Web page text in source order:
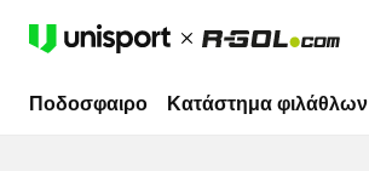
Ποδοσφαιρο Κατάστημα φιλάθλων